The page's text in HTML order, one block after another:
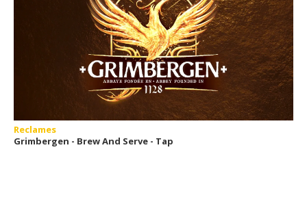
Reclames
Grimbergen - Brew And Serve - Tap